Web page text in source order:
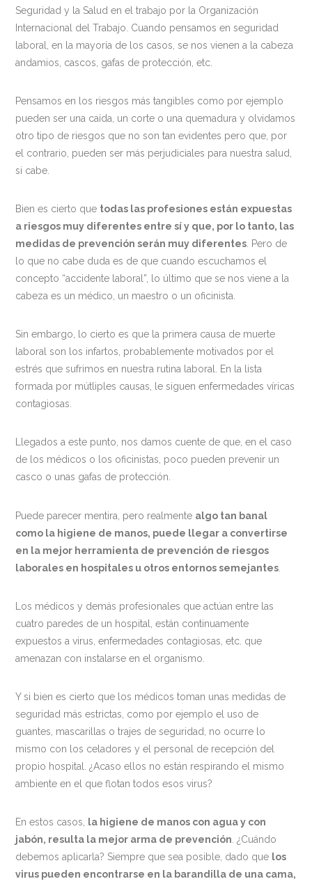
Residencias
Seguridad y la Salud en el trabajo por la Organización
Internacional del Trabajo. Cuando pensamos en seguridad
laboral, en la mayoría de los casos, se nos vienen a la cabeza
andamios, cascos, gafas de protección, etc.
Pensamos en los riesgos más tangibles como por ejemplo
pueden ser una caída, un corte o una quemadura y olvidamos
otro tipo de riesgos que no son tan evidentes pero que, por
el contrario, pueden ser más perjudiciales para nuestra salud,
si cabe.
Bien es cierto que todas las profesiones están expuestas
a riesgos muy diferentes entre sí y que, por lo tanto, las
medidas de prevención serán muy diferentes. Pero de
lo que no cabe duda es de que cuando escuchamos el
concepto “accidente laboral”, lo último que se nos viene a la
cabeza es un médico, un maestro o un oficinista.
Sin embargo, lo cierto es que la primera causa de muerte
laboral son los infartos, probablemente motivados por el
estrés que sufrimos en nuestra rutina laboral. En la lista
formada por mútliples causas, le siguen enfermedades víricas
contagiosas.
Llegados a este punto, nos damos cuente de que, en el caso
de los médicos o los oficinistas, poco pueden prevenir un
casco o unas gafas de protección.
Puede parecer mentira, pero realmente algo tan banal
como la higiene de manos, puede llegar a convertirse
en la mejor herramienta de prevención de riesgos
laborales en hospitales u otros entornos semejantes
Los médicos y demás profesionales que actúan entre las
cuatro paredes de un hospital, están continuamente
expuestos a virus, enfermedades contagiosas, etc. que
amenazan con instalarse en el organismo.
Y si bien es cierto que los médicos toman unas medidas de
seguridad más estrictas, como por ejemplo el uso de
guantes, mascarillas o trajes de seguridad, no ocurre lo
mismo con los celadores y el personal de recepción del
propio hospital. ¿Acaso ellos no están respirando el mismo
ambiente en el que flotan todos esos virus?
En estos casos,
la higiene de manos con agua y con
jabón, resulta la mejor arma de prevención . ¿Cuándo
debemos aplicarla? Siempre que sea posible, dado que los
virus pueden encontrarse en la barandilla de una cama,